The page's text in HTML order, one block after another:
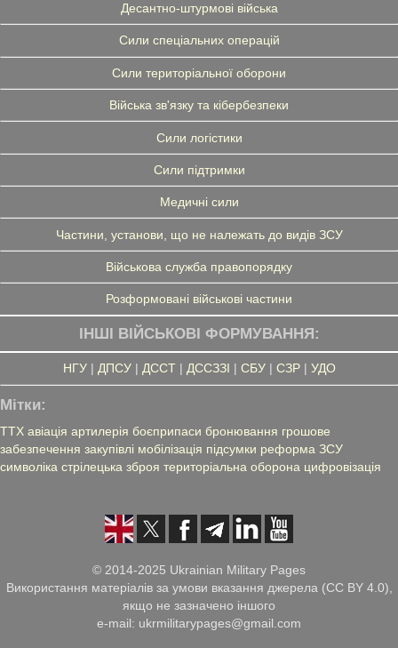
Десантно-штурмові війська
Сили спеціальних операцій
Сили територіальної оборони
Війська зв'язку та кібербезпеки
Сили логістики
Сили підтримки
Медичні сили
Частини, установи, що не належать до видів ЗСУ
Військова служба правопорядку
Розформовані військові частини
ІНШІ ВІЙСЬКОВІ ФОРМУВАННЯ:
НГУ| ДПСУ| ДССТ| ДССЗЗІ | СБУ| СЗР| УДО
Мітки:
ТТХ авіація артилерія боєприпаси бронювання грошове
забезпечення закупівлі мобілізація підсумки реформа ЗСУ
символіка стрілецька зброя територіальна оборона цифровізація
© 2014-2025 Ukrainian Military Pages
Використання матеріалів за умови вказання джерела (CC BY 4.0),
якщо не зазначено іншого
e-mail: ukrmilitarypages@gmail.com